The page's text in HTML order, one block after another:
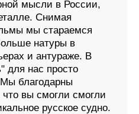
мысли в России,
Снимая
мы стараемся
натуры в
и антураже. В
для нас просто
благодарны
что вы смогли смогли
русское судно.